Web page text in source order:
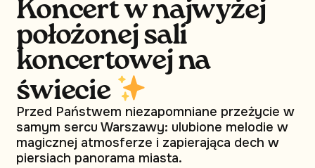
Koncert w najwyżej
położonej sali
koncertowej na
świecie
Przed Państwem niezapomniane przeżycie w
samym sercu Warszawy: ulubione melodie w
magicznej atmosferze i zapierająca dech w
piersiach panorama miasta.